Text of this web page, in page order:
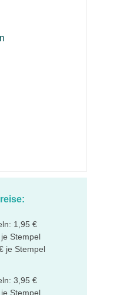
1,95 €
Stempel
je Stempel
3,95 €
Stempel